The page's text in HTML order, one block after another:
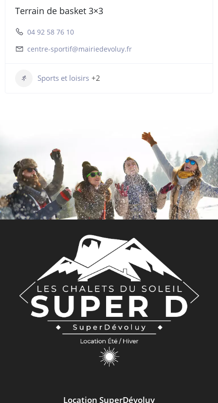
Terrain de basket 3×3
04 92 58 76 10
centre-sportif@mairiedevoluy.fr
Sports et loisirs +2
Location SuperDévoluy